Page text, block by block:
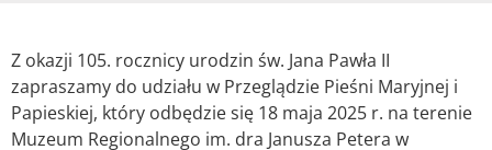
Z okazji 105. rocznicy urodzin św. Jana Pawła II
zapraszamy do udziału w Przeglądzie Pieśni Maryjnej i
Papieskiej, który odbędzie się 18 maja 2025 r. na terenie
Muzeum Regionalnego im. dra Janusza Petera w